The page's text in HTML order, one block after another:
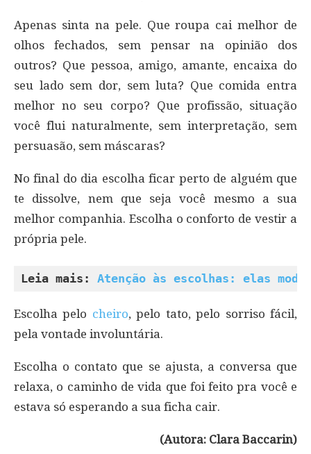
Apenas sinta na pele. Que roupa cai melhor de
olhos fechados, sem pensar na opinião dos
outros? Que pessoa, amigo, amante, encaixa do
seu lado sem dor, sem luta? Que comida entra
melhor no seu corpo? Que profissão, situação
você flui naturalmente, sem interpretação, sem
persuasão, sem máscaras?
No final do dia escolha ficar perto de alguém que
te dissolve, nem que seja você mesmo a sua
melhor companhia. Escolha o conforto de vestir a
própria pele.
Leia mais: Atenção às escolhas: elas
Escolha pelo cheiro, pelo tato, pelo sorriso fácil,
pela vontade involuntária.
Escolha o contato que se ajusta, a conversa que
relaxa, o caminho de vida que foi feito pra você e
estava só esperando a sua ficha cair.
(Autora: Clara Baccarin)